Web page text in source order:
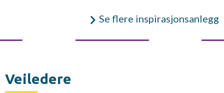
Se flere inspirasjonsanlegg
Veiledere